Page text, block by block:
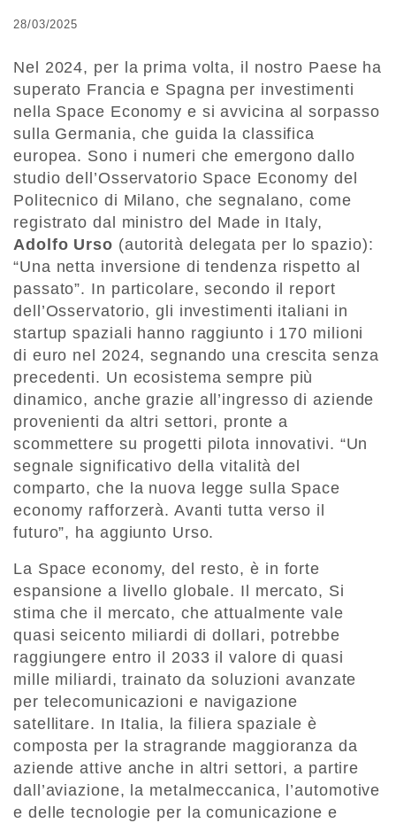
28/03/2025
Nel 2024, per la prima volta, il nostro Paese ha
superato Francia e Spagna per investimenti
nella Space Economy e si avvicina al sorpasso
sulla Germania, che guida la classifica
europea. Sono i numeri che emergono dallo
studio dell’Osservatorio Space Economy del
Politecnico di Milano, che segnalano, come
registrato dal ministro del Made in Italy,
Adolfo Urso (autorità delegata per lo spazio):
“Una netta inversione di tendenza rispetto al
passato”. In particolare, secondo il report
dell’Osservatorio, gli investimenti italiani in
startup spaziali hanno raggiunto i 170 milioni
di euro nel 2024, segnando una crescita senza
precedenti. Un ecosistema sempre più
dinamico, anche grazie all’ingresso di aziende
provenienti da altri settori, pronte a
scommettere su progetti pilota innovativi. “Un
segnale significativo della vitalità del
comparto, che la nuova legge sulla Space
economy rafforzerà. Avanti tutta verso il
futuro”, ha aggiunto Urso.
La Space economy, del resto, è in forte
espansione a livello globale. Il mercato, Si
stima che il mercato, che attualmente vale
quasi seicento miliardi di dollari, potrebbe
raggiungere entro il 2033 il valore di quasi
mille miliardi, trainato da soluzioni avanzate
per telecomunicazioni e navigazione
satellitare. In Italia, la filiera spaziale è
composta per la stragrande maggioranza da
aziende attive anche in altri settori, a partire
dall’aviazione, la metalmeccanica, l’automotive
e delle tecnologie per la comunicazione e